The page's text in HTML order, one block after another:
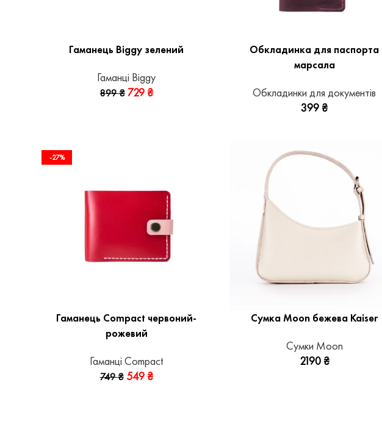
Гаманець Biggy зелений
Гаманці Biggy
899₴ 729 ₴
Обкладинка для паспорта
марсала
Обкладинки для документів
399 ₴
-27%
Гаманець Compact червоний-
рожевий
Гаманці Compact
749₴ 549 ₴
Сумка Moon бежева Kaiser
Сумки Moon
2190 ₴